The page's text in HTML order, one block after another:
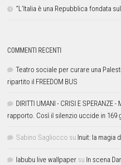
“L’Italia è una Repubblica fondata
COMMENTI RECENTI
Teatro sociale per curare una
ripartito il FREEDOM BUS
DIRITTI UMANI - CRISI E SPERANZE
rapporto. Così il silenzio uccide in 169
Sabino Sagliocco su Inuit: la magia
labubu live wallpaper su In scena